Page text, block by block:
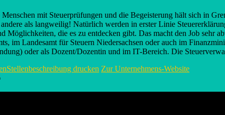
mit Steuerprüfungen und die Begeisterung hält sich in
als langweilig! Natürlich werden in erster Linie
Möglichkeiten, die es zu entdecken gibt. Das macht den Job
im Landesamt für Steuern Niedersachsen oder auch im
oder als Dozent/Dozentin und im IT-Bereich. Die
Stellenbeschreibung drucken Zur Unternehmens-Website